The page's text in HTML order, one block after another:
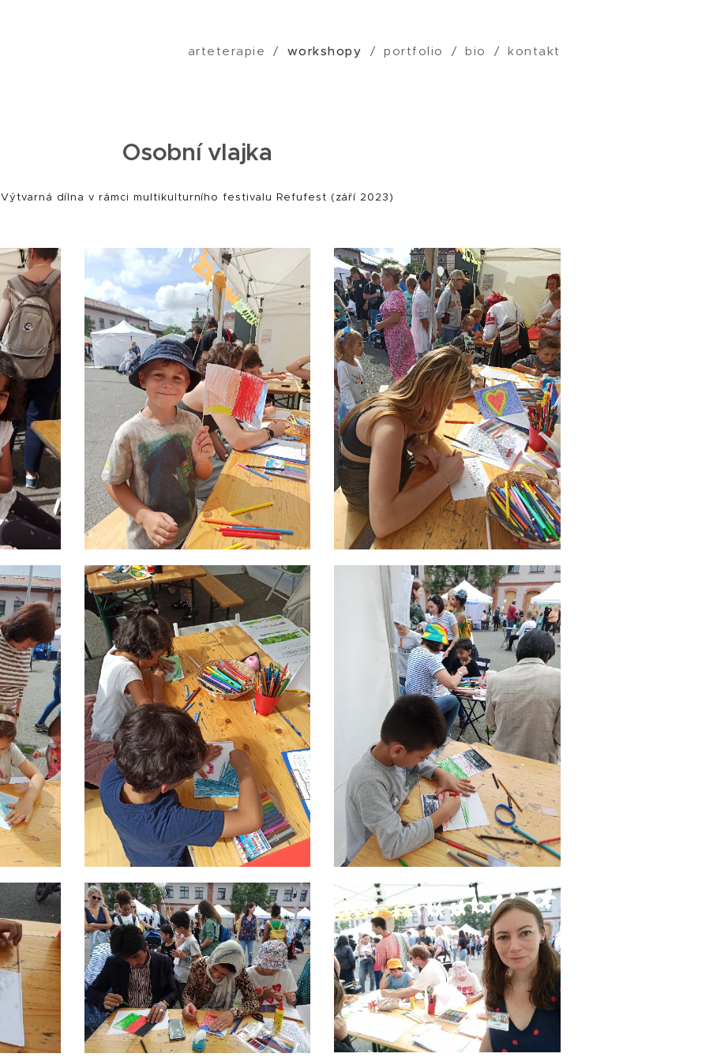
arteterapie workshopy portfolio bio kontakt
Osobní vlajka
Výtvarná dílna v rámci multikulturního festivalu Refufest (září 2023)